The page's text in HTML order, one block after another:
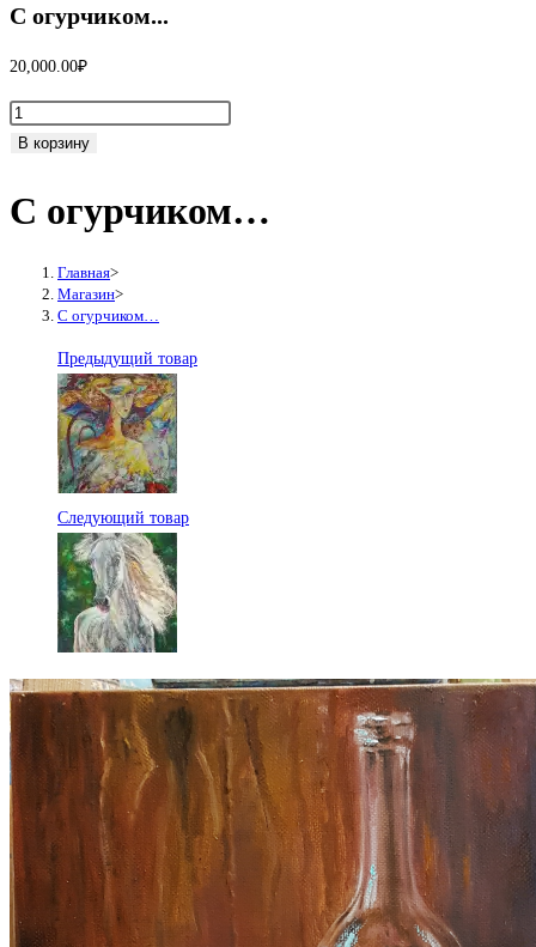
сайту
С огурчиком...
20,000.00₽
Количество
товара
огурчиком...
В корзину
С огурчиком…
Главная>
Магазин>
С огурчиком…
Предыдущий товар
Следующий товар